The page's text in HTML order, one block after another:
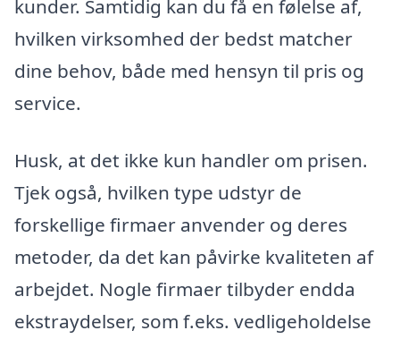
kunder. Samtidig kan du få en følelse af,
hvilken virksomhed der bedst matcher
dine behov, både med hensyn til pris og
service.
Husk, at det ikke kun handler om prisen.
Tjek også, hvilken type udstyr de
forskellige firmaer anvender og deres
metoder, da det kan påvirke kvaliteten af
arbejdet. Nogle firmaer tilbyder endda
ekstraydelser, som f.eks. vedligeholdelse